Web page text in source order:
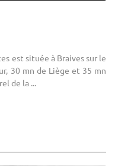
est située à Braives sur le
30 mn de Liège et 35 mn
de la ...